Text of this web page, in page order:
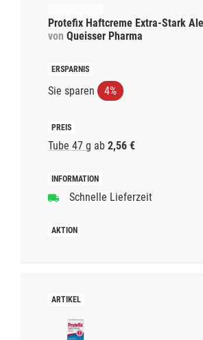
Protefix Haftcreme Extra-Stark
von Queisser Pharma
Sie sparen 4%
Tube 47 g ab 2,56 €
Schnelle Lieferzeit